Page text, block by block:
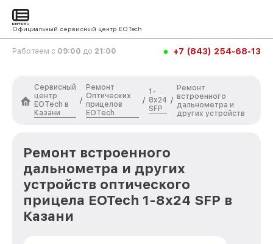
Официальный сервисный центр EOTech
Работаем с 09:00 до 21:00 +7 (843) 254-68-13
Сервисный
центр
EOTech в
Казани
/
Ремонт
Оптических
прицелов
EOTech
/
1-
8x24
SFP
/
Ремонт
встроенного
дальнометра и
других устройств
Ремонт встроенного
дальнометра и других
устройств оптического
прицела EOTech 1-8x24 SFP в
Казани